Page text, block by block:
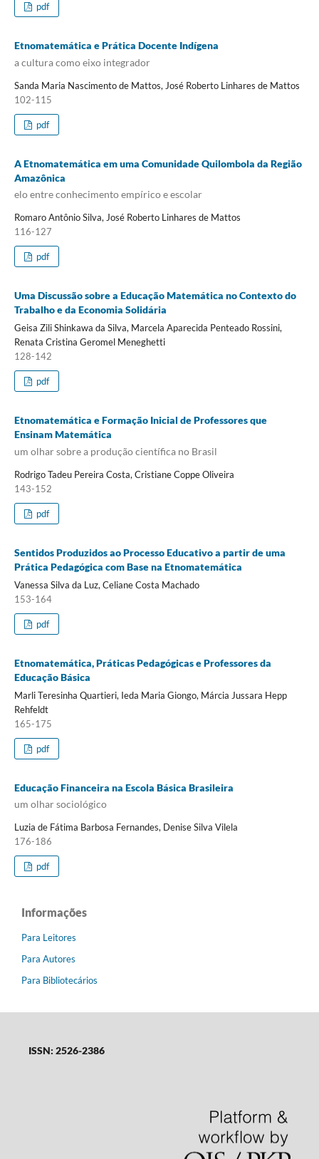
pdf
Etnomatemática e Prática Docente Indígena
a cultura como eixo integrador
Sanda Maria Nascimento de Mattos, José Roberto Linhares de Mattos
102-115
pdf
A Etnomatemática em uma Comunidade Quilombola da Região
Amazônica
elo entre conhecimento empírico e escolar
Romaro Antônio Silva, José Roberto Linhares de Mattos
116-127
pdf
Uma Discussão sobre a Educação Matemática no Contexto do
Trabalho e da Economia Solidária
Geisa Zili Shinkawa da Silva, Marcela Aparecida Penteado Rossini,
Renata Cristina Geromel Meneghetti
128-142
pdf
Etnomatemática e Formação Inicial de Professores que
Ensinam Matemática
um olhar sobre a produção científica no Brasil
Rodrigo Tadeu Pereira Costa, Cristiane Coppe Oliveira
143-152
pdf
Sentidos Produzidos ao Processo Educativo a partir de uma
Prática Pedagógica com Base na Etnomatemática
Vanessa Silva da Luz, Celiane Costa Machado
153-164
pdf
Etnomatemática, Práticas Pedagógicas e Professores da
Educação Básica
Marli Teresinha Quartieri, Ieda Maria Giongo, Márcia Jussara Hepp
Rehfeldt
165-175
pdf
Educação Financeira na Escola Básica Brasileira
um olhar sociológico
Luzia de Fátima Barbosa Fernandes, Denise Silva Vilela
176-186
pdf
Informações
Para Leitores
Para Autores
Para Bibliotecários
ISSN: 2526-2386